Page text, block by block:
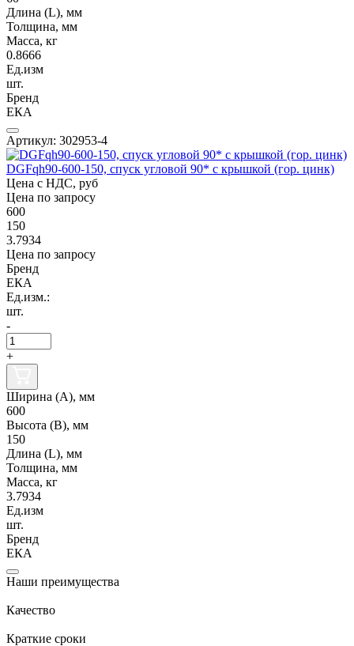
Длина (L), мм
Толщина, мм
Масса, кг
0.8666
Ед.изм
шт.
Бренд
ЕКА
Артикул: 302953-4
DGFqh90-600-150, спуск угловой 90* с крышкой (гор. цинк)
Цена с НДС, руб
Цена по запросу
600
150
3.7934
Цена по запросу
Бренд
ЕКА
Ед.изм.:
шт.
-
+
Ширина (А), мм
600
Высота (В), мм
150
Длина (L), мм
Толщина, мм
Масса, кг
3.7934
Ед.изм
шт.
Бренд
ЕКА
Наши преимущества
Качество
Краткие сроки